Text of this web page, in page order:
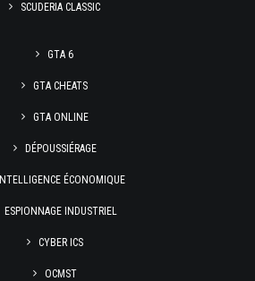
SCUDERIA CLASSIC
GTA 6
GTA CHEATS
GTA ONLINE
DÉPOUSSIÉRAGE
INTELLIGENCE ÉCONOMIQUE
ESPIONNAGE INDUSTRIEL
CYBER ICS
OCMST